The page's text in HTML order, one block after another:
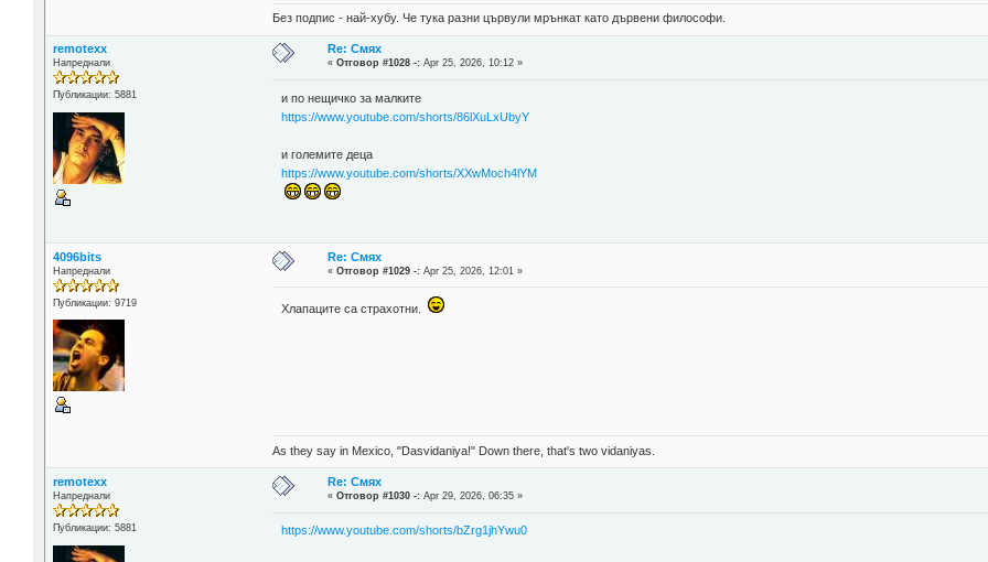
Без подпис - най-хубу. Че тука разни цървули мрънкат като дървени философи.
remotexx
Напреднали
Публикации: 5881
Re: Смях
«Отговор #1028 -: Apr 25, 2026, 10:12 »
и по нещичко за малките
https://www.youtube.com/shorts/86lXuLxUbyY
и големите деца
https://www.youtube.com/shorts/XXwMoch4lYM
4096bits
Напреднали
Публикации: 9719
Re: Смях
«Отговор #1029 -: Apr 25, 2026, 12:01 »
Хлапаците са страхотни.
As they say in Mexico, "Dasvidaniya!" Down there, that's two vidaniyas.
remotexx
Напреднали
Публикации: 5881
Re: Смях
«Отговор #1030 -: Apr 29, 2026, 06:35 »
https://www.youtube.com/shorts/bZrg1jhYwu0